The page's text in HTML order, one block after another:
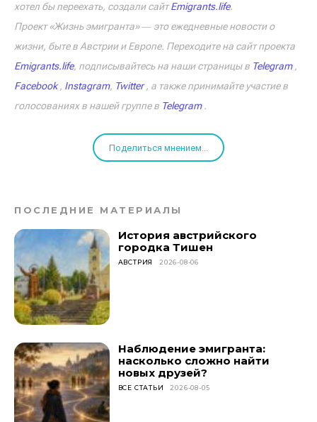
хотел бы переехать, создали сайтEmigrants.life.
Проект «Жизнь эмигранта» ― это ежедневные новости о
жизни, быте в Австрии и Европе. Переходите на сайт проекта
Emigrants.life, подписывайтесь на наши страницы в Telegram,
Facebook, Instagram, Twitter, а также принимайте участие в
голосованиях в нашей группе в Telegram.
Поделиться мнением...
ПОСЛЕДНИЕ МАТЕРИАЛЫ
История австрийского
городка Тишен
АВСТРИЯ 2026-08-06
Наблюдение эмигранта:
насколько сложно найти
новых друзей?
ВСЕ СТАТЬИ 2026-08-05